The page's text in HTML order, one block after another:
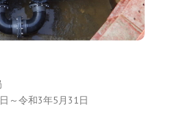
～令和3年5月31日